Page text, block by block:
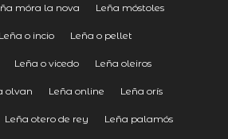
móra la nova Leña móstoles
Leña o incio Leña o pellet
Leña o vicedo Leña oleiros
olvan Leña online Leña orís
Leña otero de rey Leña palamós